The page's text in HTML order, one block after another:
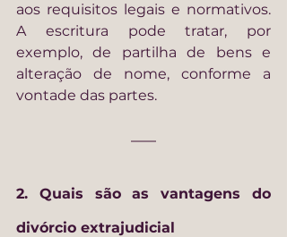
aos requisitos legais e normativos.
A escritura pode tratar, por
exemplo, de partilha de bens e
alteração de nome, conforme a
vontade das partes.
2. Quais são as vantagens do
divórcio extrajudicial